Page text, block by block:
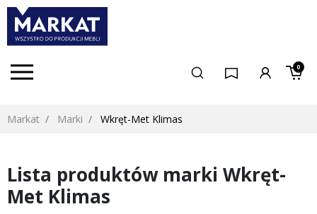
0
Markat Marki Wkręt-Met Klimas
Lista produktów marki Wkręt-
Met Klimas